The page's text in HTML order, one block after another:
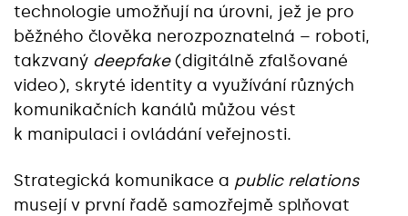
technologie umožňují na úrovni, jež je pro
běžného člověka nerozpoznatelná – roboti,
takzvaný deepfake(digitálně zfalšované
video), skryté identity a využívání různých
komunikačních kanálů můžou vést
k manipulaci i ovládání veřejnosti.
Strategická komunikace a public relations
musejí v první řadě samozřejmě splňovat